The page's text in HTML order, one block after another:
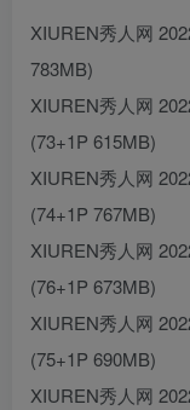
XIUREN秀人网
783MB)
XIUREN秀人网
(73+1P 615MB)
XIUREN秀人网
(74+1P 767MB)
XIUREN秀人网
(76+1P 673MB)
XIUREN秀人网
(75+1P 690MB)
XIUREN秀人网